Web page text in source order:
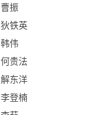
曹振
狄铁英
韩伟
何贵法
解东洋
李登楠